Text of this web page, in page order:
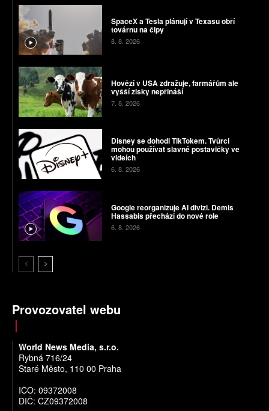
SpaceX a Tesla plánují v Texasu obří
továrnu na čipy
8. 8. 2026
Hovězí v USA zdražuje, farmářům ale
vyšší zisky nepřináší
7. 8. 2026
Disney se dohodl TikTokem. Tvůrci
mohou používat slavné postavičky ve
videích
6. 8. 2026
Google reorganizuje AI divizi. Demis
Hassabis přechází do nové role
6. 8. 2026
Provozovatel webu
World News Media, s.r.o.
Rybná 716/24
Staré Město, 110 00 Praha
IČO: 09372008
DIČ: CZ09372008